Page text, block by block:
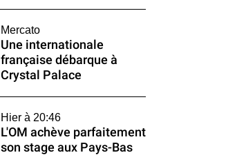
Mercato
Une internationale
française débarque à
Crystal Palace
Hier à 20:46
L'OM achève parfaitement
son stage aux Pays-Bas